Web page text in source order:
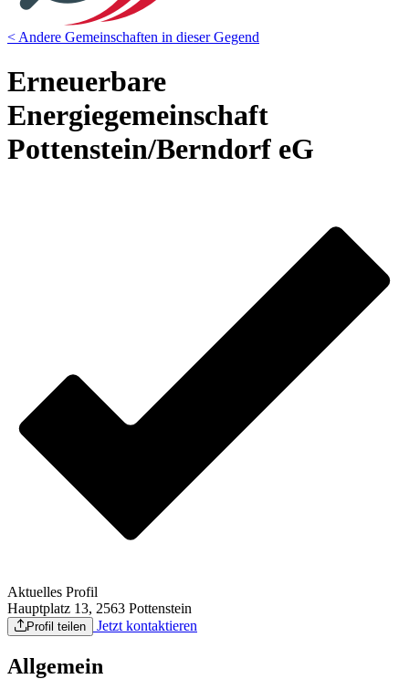
< Andere Gemeinschaften in dieser Gegend
Erneuerbare
Energiegemeinschaft
Pottenstein/Berndorf eG
Aktuelles Profil
Hauptplatz 13, 2563 Pottenstein
Profil teilen Jetzt kontaktieren
Allgemein